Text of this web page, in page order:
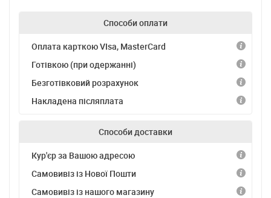
Способи оплати
Оплата карткою VIsa, MasterCard
Готівкою (при одержанні)
Безготівковий розрахунок
Накладена післяплата
Способи доставки
Кур'єр за Вашою адресою
Самовивіз із Нової Пошти
Самовивіз із нашого магазину